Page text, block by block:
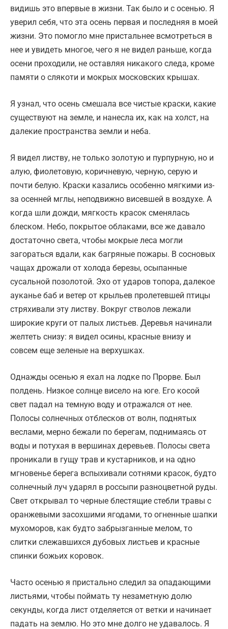
видишь это впервые в жизни. Так было и с осенью. Я
уверил себя, что эта осень первая и последняя в моей
жизни. Это помогло мне пристальнее всмотреться в
нее и увидеть многое, чего я не видел раньше, когда
осени проходили, не оставляя никакого следа, кроме
памяти о слякоти и мокрых московских крышах.
Я узнал, что осень смешала все чистые краски, какие
существуют на земле, и нанесла их, как на холст, на
далекие пространства земли и неба.
Я видел листву, не только золотую и пурпурную, но и
алую, фиолетовую, коричневую, черную, серую и
почти белую. Краски казались особенно мягкими из-
за осенней мглы, неподвижно висевшей в воздухе. А
когда шли дожди, мягкость красок сменялась
блеском. Небо, покрытое облаками, все же давало
достаточно света, чтобы мокрые леса могли
загораться вдали, как багряные пожары. В сосновых
чащах дрожали от холода березы, осыпанные
сусальной позолотой. Эхо от ударов топора, далекое
ауканье баб и ветер от крыльев пролетевшей птицы
стряхивали эту листву. Вокруг стволов лежали
широкие круги от палых листьев. Деревья начинали
желтеть снизу: я видел осины, красные внизу и
совсем еще зеленые на верхушках.
Однажды осенью я ехал на лодке по Прорве. Был
полдень. Низкое солнце висело на юге. Его косой
свет падал на темную воду и отражался от нее.
Полосы солнечных отблесков от волн, поднятых
веслами, мерно бежали по берегам, поднимаясь от
воды и потухая в вершинах деревьев. Полосы света
проникали в гущу трав и кустарников, и на одно
мгновенье берега вспыхивали сотнями красок, будто
солнечный луч ударял в россыпи разноцветной руды.
Свет открывал то черные блестящие стебли травы с
оранжевыми засохшими ягодами, то огненные шапки
мухоморов, как будто забрызганные мелом, то
слитки слежавшихся дубовых листьев и красные
спинки божьих коровок.
Часто осенью я пристально следил за опадающими
листьями, чтобы поймать ту незаметную долю
секунды, когда лист отделяется от ветки и начинает
падать на землю. Но это мне долго не удавалось. Я